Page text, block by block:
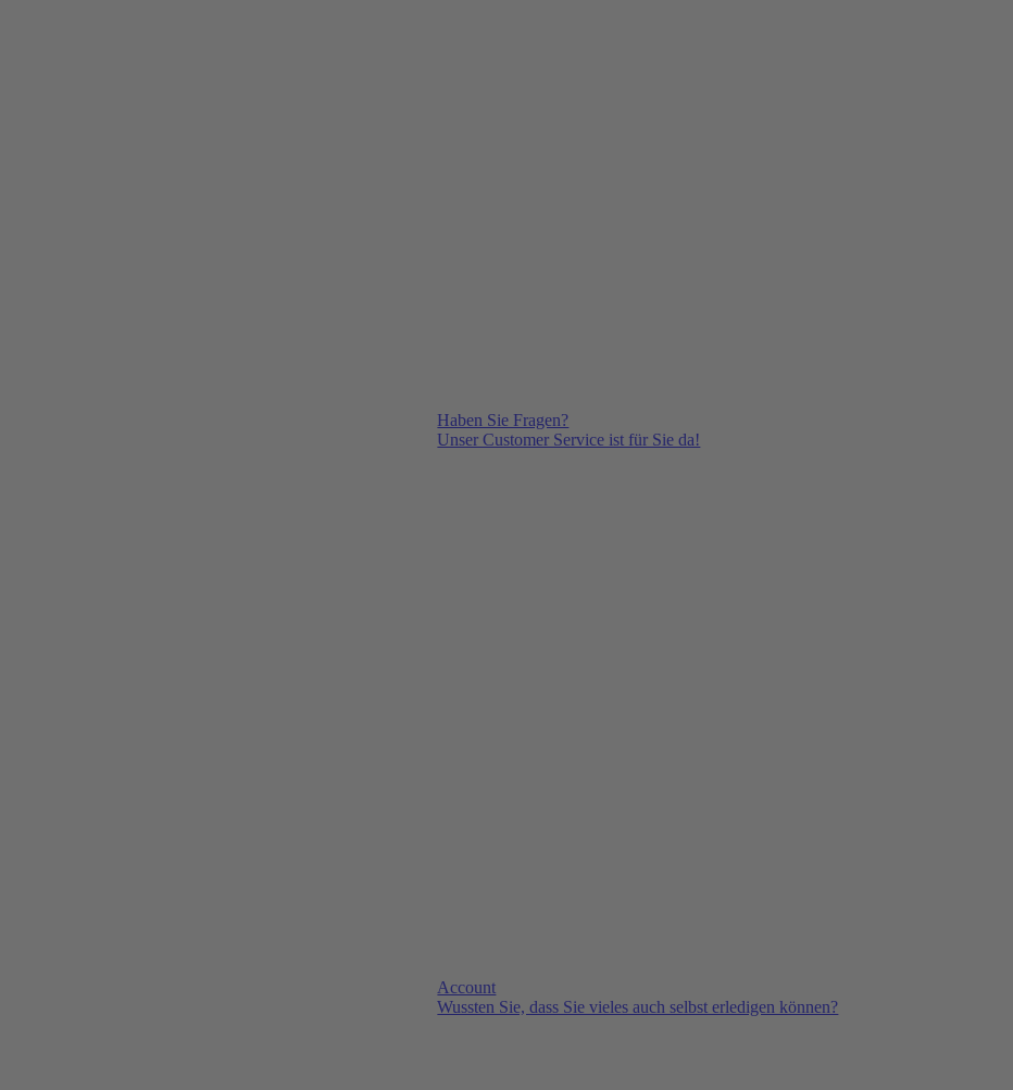
Haben Sie Fragen?
Unser Customer Service ist für Sie da!
Account
Wussten Sie, dass Sie vieles auch selbst erledigen können?